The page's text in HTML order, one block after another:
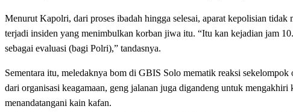
Menurut Kapolri, dari proses ibadah hingga selesai, aparat kepolisian
terjadi insiden yang menimbulkan korban jiwa itu. “Itu kan kejadian jam
sebagai evaluasi (bagi Polri),” tandasnya.
Sementara itu, meledaknya bom di GBIS Solo mematik reaksi
dari organisasi keagamaan, geng jalanan juga digandeng untuk
menandatangani kain kafan.